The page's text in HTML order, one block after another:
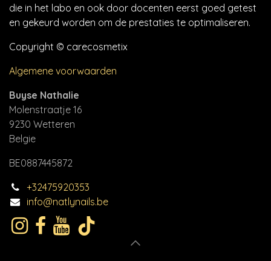
die in het labo en ook door docenten eerst goed getest
en gekeurd worden om de prestaties te optimaliseren.
Copyright © carecosmetix
Algemene voorwaarden
Buyse Nathalie
Molenstraatje 16
9230 Wetteren
Belgie
BE0887445872
+32475920353
info@natlynails.be